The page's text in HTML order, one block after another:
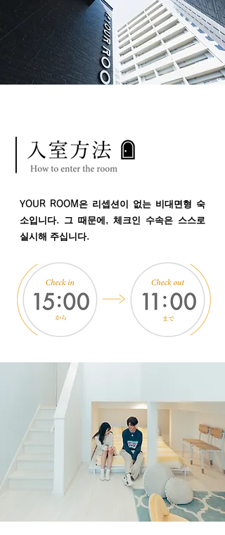
YOUR ROOM은 리셉션이 없는 비대면형 숙
소입니다. 그 때문에, 체크인 수속은 스스로
실시해 주십니다.